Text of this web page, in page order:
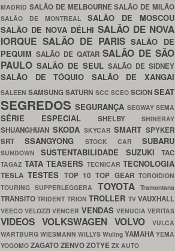
MADRID SALÃO DE MELBOURNESALÃO DE MILÃO
SALÃO DE MONTREAL SALÃO DE MOSCOU
SALÃO DE NOVA DÉLHI SALÃO DE NOVA
IORQUE SALÃO DE PARISSALÃO DE
PEQUIM SALÃO DE QATARSALÃO DE SÃO
PAULO SALÃO DE SEUL SALÃO DE SIDNEY
SALÃO DE TÓQUIO SALÃO DE XANGAI
SALEENSAMSUNGSATURN SCC SCEO SCIONSEAT
SEGREDOSSEGURANÇA SEGWAYSEMA
SÉRIE ESPECIAL SHELBY SHINERAY
SHUANGHUAN SKODA SKYCARSMART SPYKER
SRTSSANGYONG STOCK CAR SUBARU
SUNDOWNSUSTENTABILIDADE SUZUKITAC
TAGAZ TATA TEASERS TECNICAR TECNOLOGIA
TESLATESTES TOP 10TOP GEARTOROIDION
TOURING SUPPERLEGGERA TOYOTATramontana
TRÂNSITOTRIDENT TRIONTROLLER TVVAUXHALL
VEECOVELOZZIVENCER VENDAS VENUCIAVERITAS
VIDEOS VOLKSWAGEN VOLVO
VULCA
WARTBURG WIESMANN WILLYS Wuling YAMAHA YEMA
YOGOMO ZAGATOZENVOZOTYE ZX AUTO